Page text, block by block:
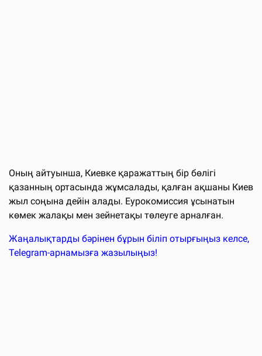
Оның айтуынша, Киевке қаражаттың бір бөлігі
қазанның ортасында жұмсалады, қалған ақшаны Киев
жыл соңына дейін алады. Еурокомиссия ұсынатын
көмек жалақы мен зейнетақы төлеуге арналған.
Жаңалықтарды бәрінен бұрын біліп отырғыңыз келсе,
Telegram-арнамызға жазылыңыз!